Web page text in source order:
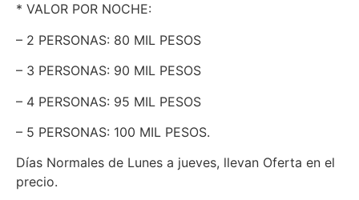
* VALOR POR NOCHE:
– 2 PERSONAS: 80 MIL PESOS
– 3 PERSONAS: 90 MIL PESOS
– 4 PERSONAS: 95 MIL PESOS
– 5 PERSONAS: 100 MIL PESOS.
Días Normales de Lunes a jueves, llevan Oferta en el
precio.